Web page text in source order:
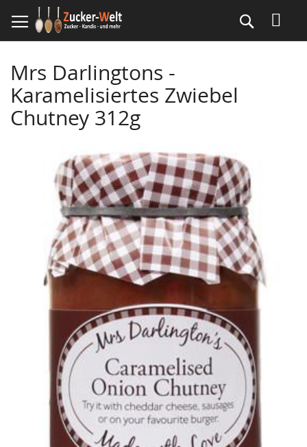
zum
Inhalt
Suche
Mrs Darlingtons -
Karamelisiertes Zwiebel
Chutney 312g